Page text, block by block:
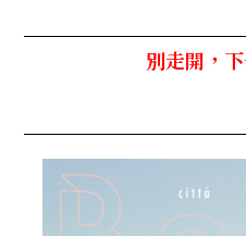
別走開，